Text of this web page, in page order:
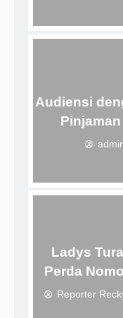
Audiensi
Ladys
Perda
Reporter